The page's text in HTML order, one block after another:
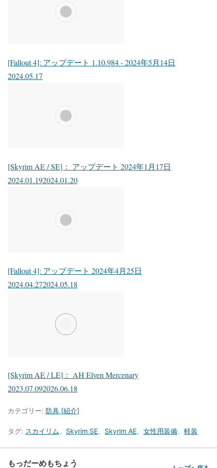
[Fallout 4]: アップデート 1.10.984 - 2024年5月14日
2024.05.17
[Skyrim AE / SE]： アップデート 2024年1月17日
2024.01.192024.01.20
[Fallout 4]: アップデート 2024年4月25日
2024.04.272024.05.18
[Skyrim AE / LE]： AH Elven Mercenary
2023.07.092026.06.18
カテゴリー: 防具 [紹介]
タグ: スカイリム、 Skyrim SE、 Skyrim AE、 女性用装備、 軽装
もっだーめもちょう